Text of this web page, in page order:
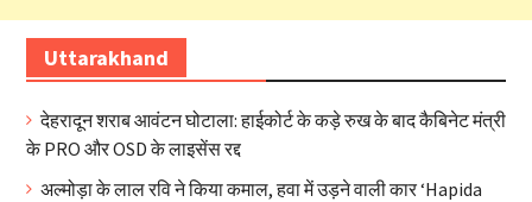
Uttarakhand
देहरादून शराब आवंटन घोटाला: हाईकोर्ट के कड़े रुख के बाद कैबिनेट मंत्री
के PRO और OSD के लाइसेंस रद्द
अल्मोड़ा के लाल रवि ने किया कमाल, हवा में उड़ने वाली कार ‘Hapida